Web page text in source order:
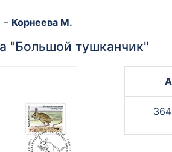
– Корнеева М.
"Большой тушканчик"